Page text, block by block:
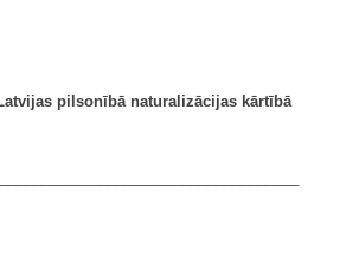
pilsonībā naturalizācijas kārtībā